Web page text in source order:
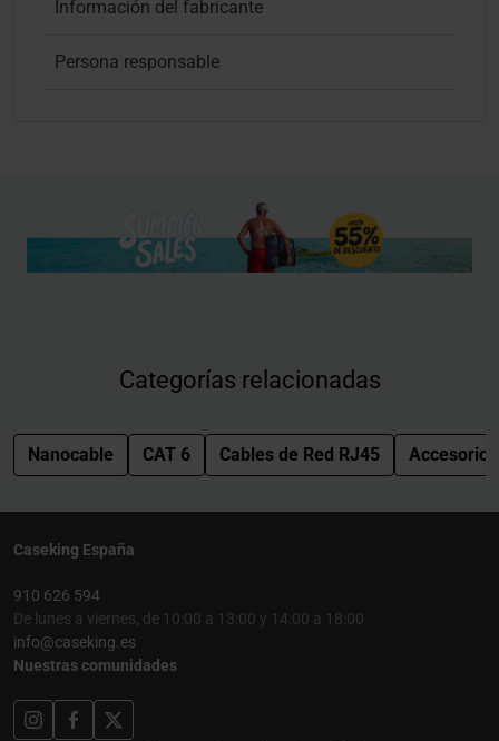
Información del fabricante
Persona responsable
Categorías relacionadas
Nanocable CAT 6 Cables de Red RJ45
Caseking España
910 626 594
De lunes a viernes, de 10:00 a 13:00 y 14:00 a 18:00
info@caseking.es
Nuestras comunidades